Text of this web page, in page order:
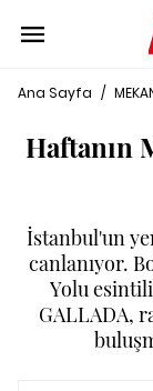
Ana Sayfa /
Haftanın
İstanbul'un
canlanıyor.
Yolu
GALLADA,